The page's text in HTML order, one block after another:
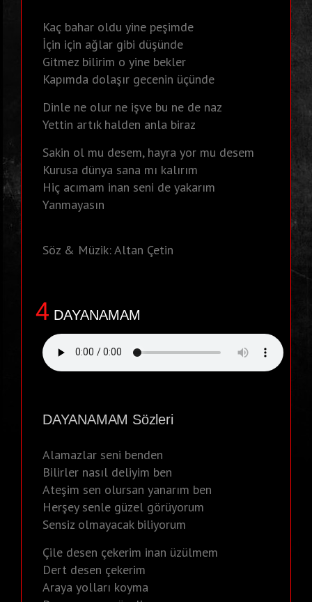
Kaç bahar oldu yine peşimde
İçin için ağlar gibi düşünde
Gitmez bilirim o yine bekler
Kapımda dolaşır gecenin üçünde
Dinle ne olur ne işve bu ne de naz
Yettin artık halden anla biraz
Sakin ol mu desem, hayra yor mu desem
Kurusa dünya sana mı kalırım
Hiç acımam inan seni de yakarım
Yanmayasın
Söz & Müzik: Altan Çetin
4 DAYANAMAM
DAYANAMAM Sözleri
Alamazlar seni benden
Bilirler nasıl deliyim ben
Ateşim sen olursan yanarım ben
Herşey senle güzel görüyorum
Sensiz olmayacak biliyorum
Çile desen çekerim inan üzülmem
Dert desen çekerim
Araya yolları koyma